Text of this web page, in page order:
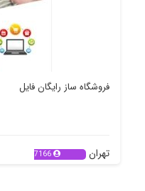
فروشگاه ساز رایگان فایل
تهران 7166